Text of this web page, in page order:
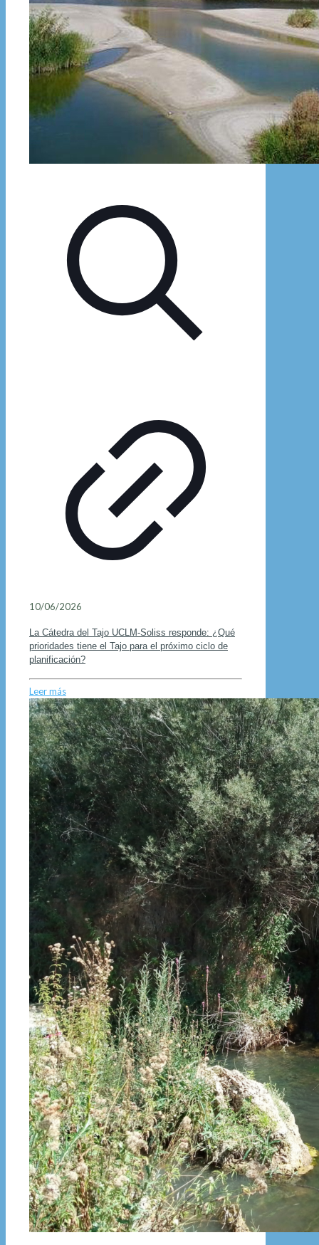
10/06/2026
La Cátedra del Tajo UCLM-Soliss responde: ¿Qué
prioridades tiene el Tajo para el próximo ciclo de
planificación?
Leer más